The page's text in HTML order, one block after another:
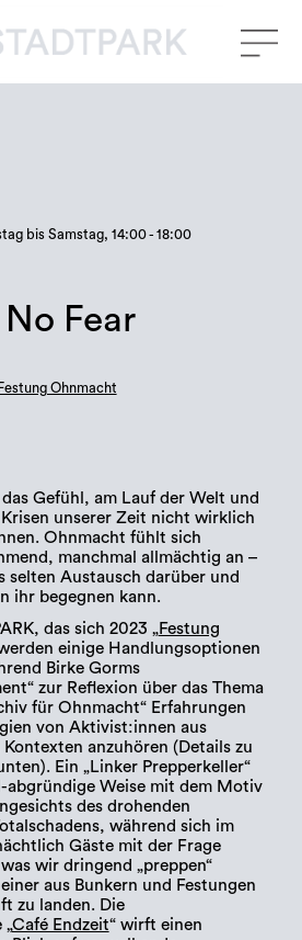
bis Samstag, 14:00 - 18:00
Fear
Ohnmacht
das Gefühl, am Lauf der Welt und
unserer Zeit nicht wirklich
Ohnmacht fühlt sich
manchmal allmächtig an –
selten Austausch darüber und
ihr begegnen kann.
das sich 2023 „Festung
einige Handlungsoptionen
Birke Gorms
zur Reflexion über das Thema
für Ohnmacht“ Erfahrungen
von Aktivist:innen aus
anzuhören (Details zu
Ein „Linker Prepperkeller“
Weise mit dem Motiv
des drohenden
während sich im
Gäste mit der Frage
wir dringend „preppen“
aus Bunkern und Festungen
zu landen. Die
Café Endzeit“ wirft einen